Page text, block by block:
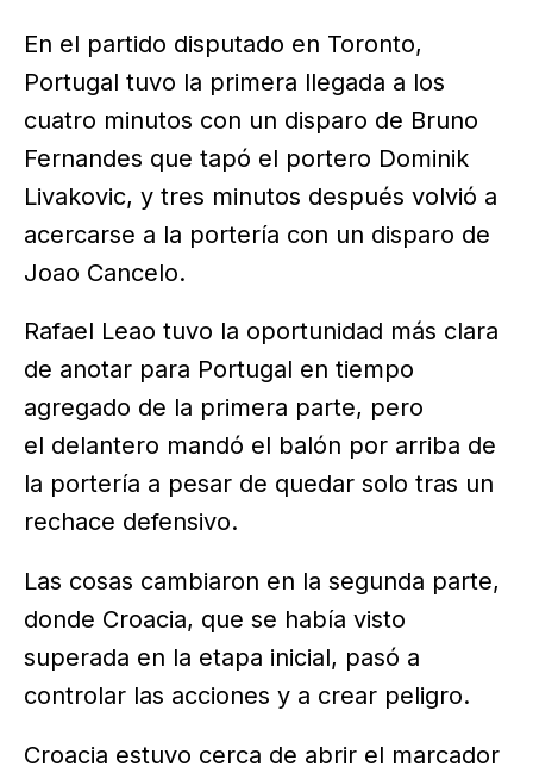
En el partido disputado en Toronto,
Portugal tuvo la primera llegada a los
cuatro minutos con un disparo de Bruno
Fernandes que tapó el portero Dominik
Livakovic, y tres minutos después volvió a
acercarse a la portería con un disparo de
Joao Cancelo.
Rafael Leao tuvo la oportunidad más clara
de anotar para Portugal en tiempo
agregado de la primera parte, pero
el delantero mandó el balón por arriba de
la portería a pesar de quedar solo tras un
rechace defensivo.
Las cosas cambiaron en la segunda parte,
donde Croacia, que se había visto
superada en la etapa inicial, pasó a
controlar las acciones y a crear peligro.
Croacia estuvo cerca de abrir el marcador